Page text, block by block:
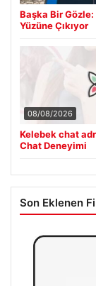
Başka Bir
Yüzüne Çıkıyor
08/08/2026
Kelebek chat
Chat Deneyimi
Son Eklenen